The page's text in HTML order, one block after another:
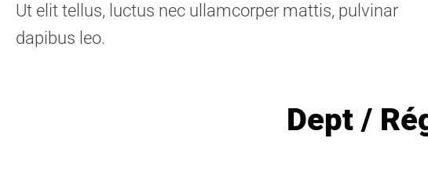
Ut elit tellus, luctus nec ullamcorper mattis, pulvinar
dapibus leo.
Dept /